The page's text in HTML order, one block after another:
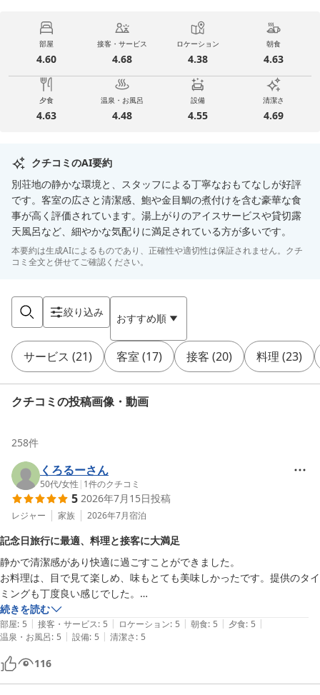
部屋
4.60
接客・サービス
4.68
ロケーション
4.38
朝食
4.63
夕食
4.63
温泉・お風呂
4.48
設備
4.55
清潔さ
4.69
クチコミのAI要約
別荘地の静かな環境と、スタッフによる丁寧なおもてなしが好評
です。客室の広さと清潔感、鮑や金目鯛の煮付けを含む豪華な食
事が高く評価されています。湯上がりのアイスサービスや貸切露
天風呂など、細やかな気配りに満足されている方が多いです。
本要約は生成AIによるものであり、正確性や適切性は保証されません。クチ
コミ全文と併せてご確認ください。
絞り込み おすすめ順
サービス (21) 客室 (17) 接客 (20) 料理 (23)
クチコミの投稿画像・動画
258件
くろるーさん
50代/女性 | 1件のクチコミ
5 2026年7月15日投稿
レジャー 家族 2026年7月宿泊
記念日旅行に最適、料理と接客に大満足
静かで清潔感があり快適に過ごすことができました。
お料理は、目で見て楽しめ、味もとても美味しかったです。提供のタイ
ミングも丁度良い感じでした。
お酒好きの私達にはウェルカムドリンクにビールがあったことや、夕食
時の地酒の飲み比べも楽しめました。
スタッフの方々は、ここで癒されて楽しんでくださいという思いが伝わ
る様な接客で、とても素晴らしかったです。
今回は記念日旅行だったので、とても良い思い出になりました。記念に
撮って頂いた写真も嬉しかったです。
続きを読む
部屋: 5 | 接客・サービス: 5 | ロケーション: 5 | 朝食: 5 | 夕食: 5 |
温泉・お風呂: 5 | 設備: 5 | 清潔さ: 5
116